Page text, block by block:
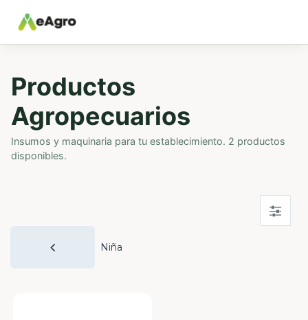
Productos
Agropecuarios
Insumos y maquinaria para tu establecimiento. 2 productos
disponibles.
Niña